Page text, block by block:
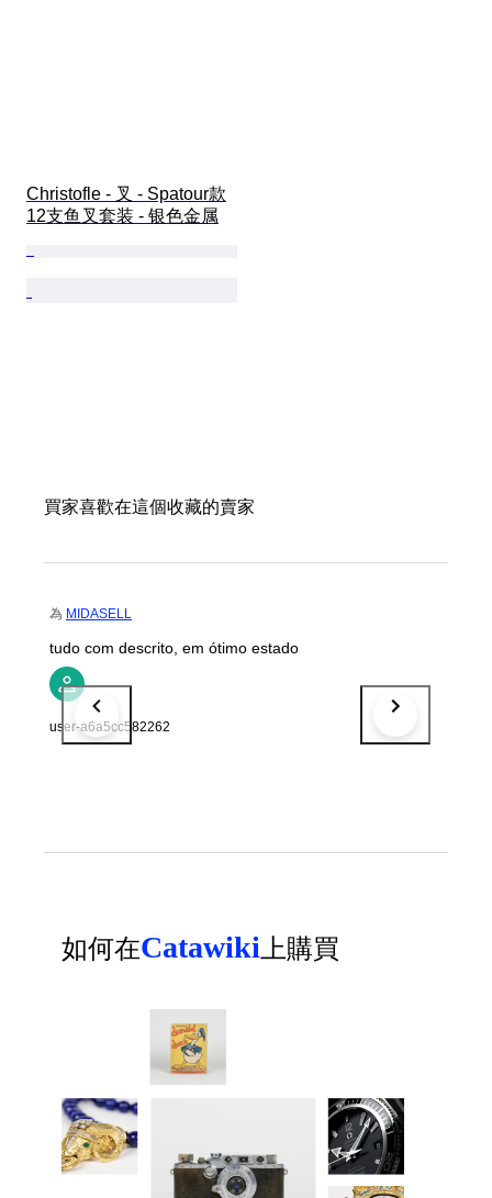
Christofle - 叉 - Spatour款
12支鱼叉套装 - 银色金属
買家喜歡在這個收藏的賣家
為 MIDASELL
tudo com descrito, em ótimo estado
user-a6a5cc582262
如何在Catawiki 上購買